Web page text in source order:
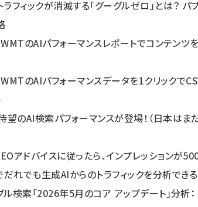
ラフィックが消滅する「グーグルゼロ」とは？
のAIパフォーマンスレポートでコンテンツ
のAIパフォーマンスデータを1クリックで
望のAI検索パフォーマンスが登場！（日本はまだ
アドバイスに従ったら、インプレッションが
だれでも生成AIからのトラフィックを分析できる
ル検索「2026年5月のコア アップデート」分析